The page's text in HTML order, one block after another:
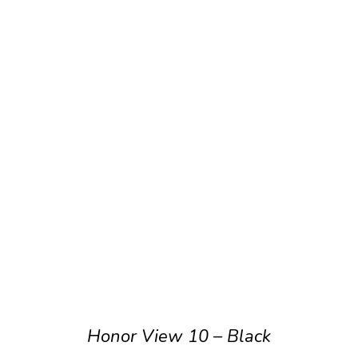
Honor View 10 – Black